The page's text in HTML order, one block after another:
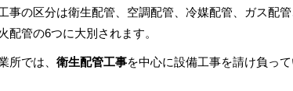
事の区分は衛生配管、空調配管、冷媒配管、ガス配
配管の6つに大別されます。
所では、 衛生配管工事を中心に設備工事を請け負って